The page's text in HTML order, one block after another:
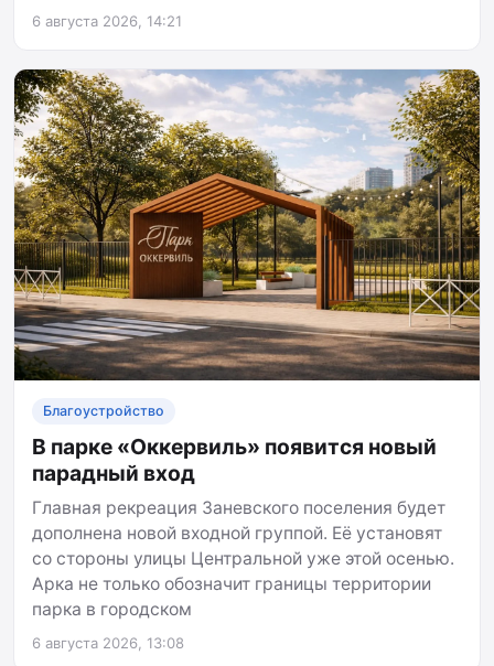
6 августа 2026, 14:21
Благоустройство
В парке «Оккервиль» появится новый
парадный вход
Главная рекреация Заневского поселения будет
дополнена новой входной группой. Её установят
со стороны улицы Центральной уже этой осенью.
Арка не только обозначит границы территории
парка в городском
6 августа 2026, 13:08